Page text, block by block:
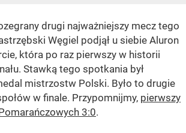
drugi najważniejszy mecz tego
Węgiel podjął u siebie Aluron
która po raz pierwszy w historii
Stawką tego spotkania był
mistrzostw Polski. Było to drugie
w finale. Przypomnijmy, pierwszy
3:0.